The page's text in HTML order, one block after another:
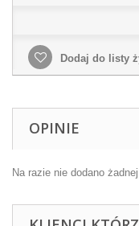
Dodaj do listy
OPINIE
Na razie nie dodano